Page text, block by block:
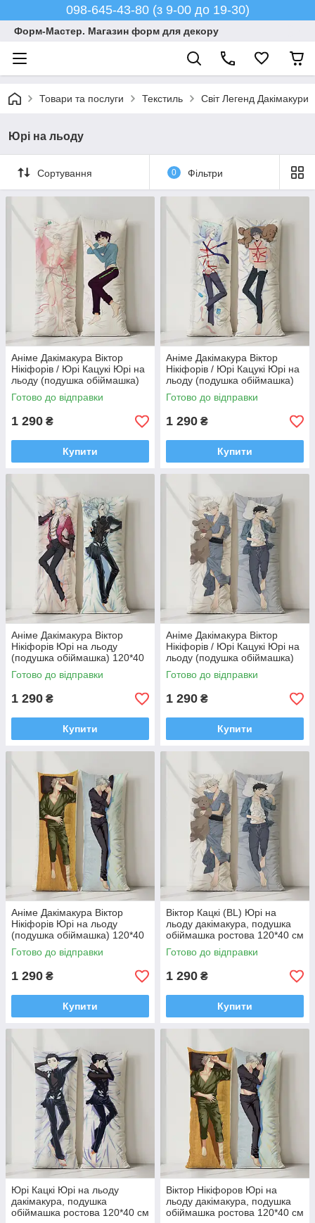
098-645-43-80 (з 9-00 до 19-30)
Форм-Мастер. Магазин форм для декору
Товари та послуги Текстиль Світ Легенд Дакімакури
Юрі на льоду
Сортування 0 Фільтри
Аніме Дакімакура Віктор
Нікіфорів / Юрі Кацукі Юрі на
льоду (подушка обіймашка)
120*40 см
Готово до відправки
1 290 ₴
Купити
Аніме Дакімакура Віктор
Нікіфорів / Юрі Кацукі Юрі на
льоду (подушка обіймашка)
120*40 см
Готово до відправки
1 290 ₴
Купити
Аніме Дакімакура Віктор
Нікіфорів Юрі на льоду
(подушка обіймашка) 120*40
см
Готово до відправки
1 290 ₴
Купити
Аніме Дакімакура Віктор
Нікіфорів / Юрі Кацукі Юрі на
льоду (подушка обіймашка)
120*40 см
Готово до відправки
1 290 ₴
Купити
Аніме Дакімакура Віктор
Нікіфорів Юрі на льоду
(подушка обіймашка) 120*40
см
Готово до відправки
1 290 ₴
Купити
Віктор Кацкі (BL) Юрі на
льоду дакімакура, подушка
обіймашка ростова 120*40 см
Готово до відправки
1 290 ₴
Купити
Юрі Кацкі Юрі на льоду
дакімакура, подушка
обіймашка ростова 120*40 см
Віктор Нікіфоров Юрі на
льоду дакімакура, подушка
обіймашка ростова 120*40 см